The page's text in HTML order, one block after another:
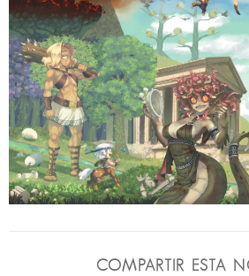
COMPARTIR ESTA